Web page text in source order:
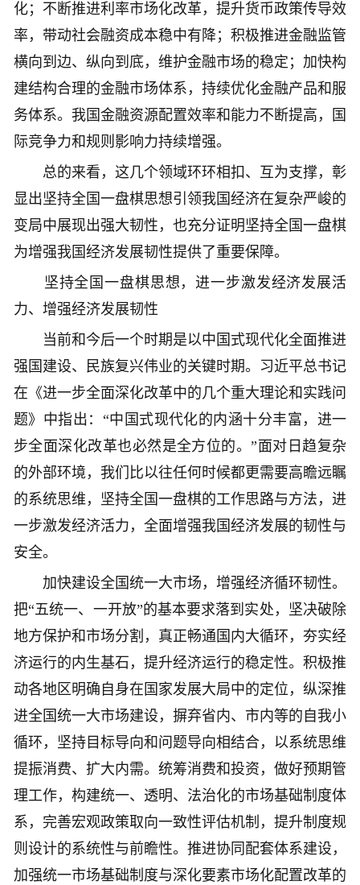
化；不断推进利率市场化改革，提升货币政策传导效
率，带动社会融资成本稳中有降；积极推进金融监管
横向到边、纵向到底，维护金融市场的稳定；加快构
建结构合理的金融市场体系，持续优化金融产品和服
务体系。我国金融资源配置效率和能力不断提高，国
际竞争力和规则影响力持续增强。
总的来看，这几个领域环环相扣、互为支撑，彰
显出坚持全国一盘棋思想引领我国经济在复杂严峻的
变局中展现出强大韧性，也充分证明坚持全国一盘棋
为增强我国经济发展韧性提供了重要保障。
坚持全国一盘棋思想，进一步激发经济发展活
力、增强经济发展韧性
当前和今后一个时期是以中国式现代化全面推进
强国建设、民族复兴伟业的关键时期。习近平总书记
在《进一步全面深化改革中的几个重大理论和实践问
题》中指出：“中国式现代化的内涵十分丰富，进一
步全面深化改革也必然是全方位的。”面对日趋复杂
的外部环境，我们比以往任何时候都更需要高瞻远瞩
的系统思维，坚持全国一盘棋的工作思路与方法，进
一步激发经济活力，全面增强我国经济发展的韧性与
安全。
加快建设全国统一大市场，增强经济循环韧性。
把“五统一、一开放”的基本要求落到实处，坚决破除
地方保护和市场分割，真正畅通国内大循环，夯实经
济运行的内生基石，提升经济运行的稳定性。积极推
动各地区明确自身在国家发展大局中的定位，纵深推
进全国统一大市场建设，摒弃省内、市内等的自我小
循环，坚持目标导向和问题导向相结合，以系统思维
提振消费、扩大内需。统筹消费和投资，做好预期管
理工作，构建统一、透明、法治化的市场基础制度体
系，完善宏观政策取向一致性评估机制，提升制度规
则设计的系统性与前瞻性。推进协同配套体系建设，
加强统一市场基础制度与深化要素市场化配置改革的